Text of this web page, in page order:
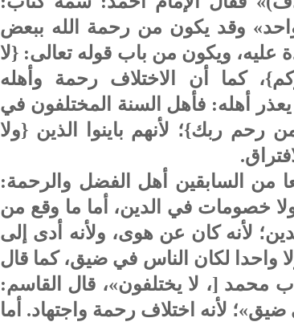
وقد يكون من رحمة الله ببعض
ويكون من باب قوله تعالى: {لا
كما أن الاختلاف رحمة وأهله
أهله: فأهل السنة المختلفون في
رحم ربك}؛ لأنهم باينوا الذين {ولا
من السابقين أهل الفضل والرحمة:
ولا خصومات في الدين، أما ما وقع من
لأنه كان عن هوى، ولأنه أدى إلى
واحدا لكان الناس في ضيق، كما قال
محمد [، لا يختلفون»، قال القاسم:
لأنه اختلاف رحمة واجتهاد. أما